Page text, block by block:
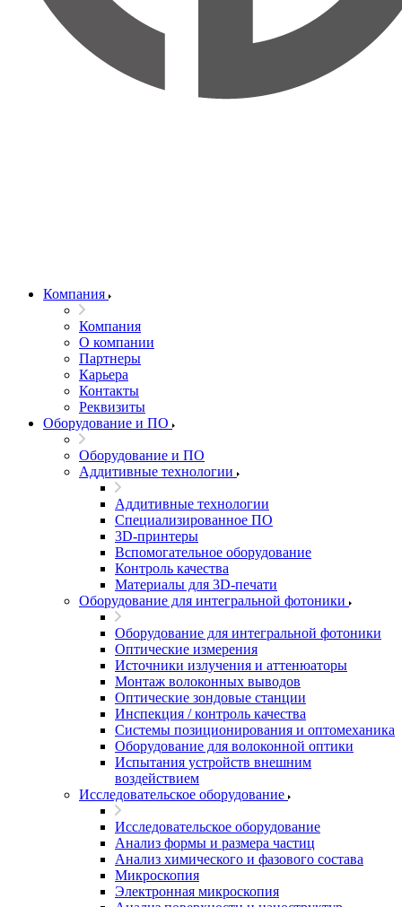
Компания
Компания
О компании
Партнеры
Карьера
Контакты
Реквизиты
Оборудование и ПО
Оборудование и ПО
Аддитивные технологии
Аддитивные технологии
Специализированное ПО
3D-принтеры
Вспомогательное оборудование
Контроль качества
Материалы для 3D-печати
Оборудование для интегральной фотоники
Оборудование для интегральной фотоники
Оптические измерения
Источники излучения и аттенюаторы
Монтаж волоконных выводов
Оптические зондовые станции
Инспекция / контроль качества
Системы позиционирования и оптомеханика
Оборудование для волоконной оптики
Испытания устройств внешним
воздействием
Исследовательское оборудование
Исследовательское оборудование
Анализ формы и размера частиц
Анализ химического и фазового состава
Микроскопия
Электронная микроскопия